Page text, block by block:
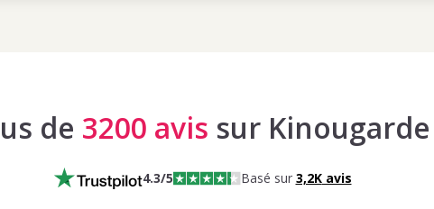
de 3200 avis sur Kinougarde
4.3/5 Basé sur 3,2Kavis